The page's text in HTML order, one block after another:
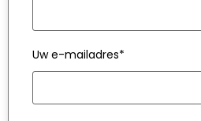
Uw e-mailadres*